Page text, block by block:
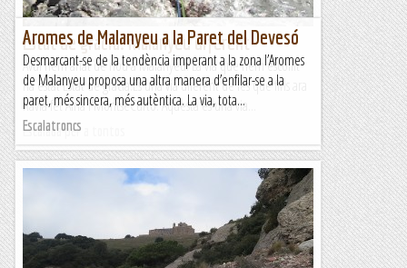
Estat de gracia: malanyeu diferent
Avui hem anat de nou a Malanyeu. La via que hem escollit
ha estat Estat de gràcia.És una via diferent de les que fins ara
havia fet Aina i MontseCurto. Aquesta és una via...
Escalada per a tontos
Aromes de Malanyeu a la Paret del Devesó
Desmarcant-se de la tendència imperant a la zona l’Aromes
de Malanyeu proposa una altra manera d’enfilar-se a la
paret, més sincera, més autèntica. La via, tota...
Escalatroncs